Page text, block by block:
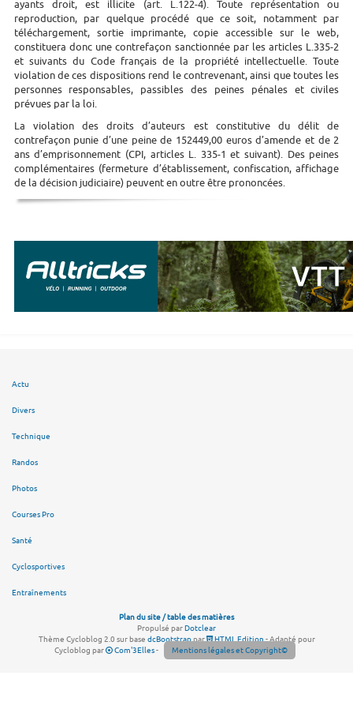
ayants droit, est illicite (art. L.122-4). Toute représentation ou
reproduction, par quelque procédé que ce soit, notamment par
téléchargement, sortie imprimante, copie accessible sur le web,
constituera donc une contrefaçon sanctionnée par les articles L.335-2
et suivants du Code français de la propriété intellectuelle. Toute
violation de ces dispositions rend le contrevenant, ainsi que toutes les
personnes responsables, passibles des peines pénales et civiles
prévues par la loi.
La violation des droits d’auteurs est constitutive du délit de
contrefaçon punie d’une peine de 152449,00 euros d’amende et de 2
ans d’emprisonnement (CPI, articles L. 335-1 et suivant). Des peines
complémentaires (fermeture d’établissement, confiscation, affichage
de la décision judiciaire) peuvent en outre être prononcées.
Actu
Divers
Technique
Randos
Photos
Courses Pro
Santé
Cyclosportives
Entraînements
Plan du site / table des matières
Propulsé parDotclear
Thème Cycloblog 2.0 sur base dcBootstrappar HTML Edition- Adapté pour
Cycloblog par
Com'3Elles- Mentions légales et Copyright©